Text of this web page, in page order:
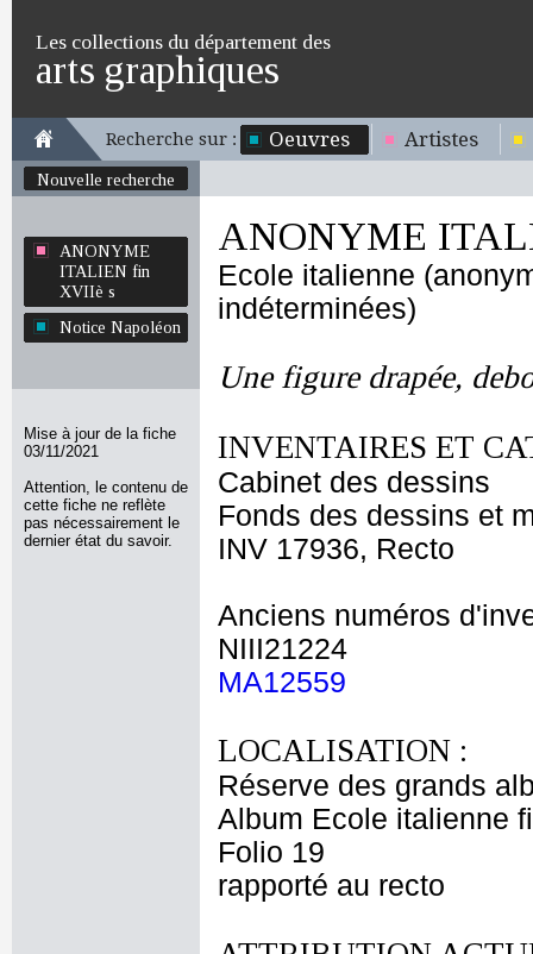
Les collections du département des
arts graphiques
Recherche sur : Oeuvres Artistes
Nouvelle recherche
ANONYME
ITALIEN fin
XVIIè s
Notice Napoléon
Mise à jour de la fiche
03/11/2021
Attention, le contenu de
cette fiche ne reflète
pas nécessairement le
dernier état du savoir.
ANONYME
Ecole italienne
indéterminées)
Une figure drapée,
INVENTAIRES ET
Cabinet des dessins
Fonds des dessins et
INV 17936, Recto
Anciens numéros
NIII21224
MA12559
LOCALISATION :
Réserve des grands
Album Ecole italienne
Folio 19
rapporté au recto